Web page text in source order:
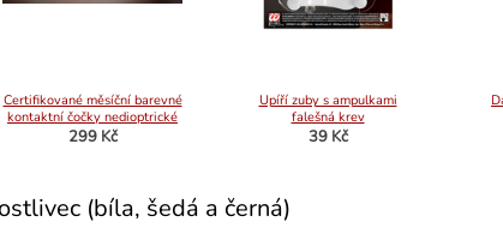
Certifikované měsíční barevné
kontaktní čočky nedioptrické
UV Flash Red
299 Kč
Upíří zuby s ampulkami
falešná krev
39 Kč
(bíla, šedá a černá)